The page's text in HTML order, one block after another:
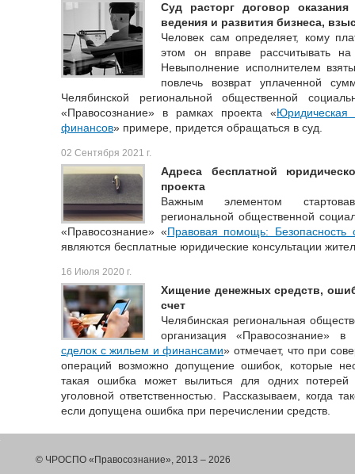
Суд расторг договор
ведения и развития бизнеса,
Человек сам определяет, кому
этом он вправе рассчитывать
Невыполнение исполнителем
повлечь возврат уплаченной
Челябинской региональной общественной
«Правосознание» в рамках проекта «
финансов» примере, придется обращаться в суд.
02 Сентября 2021 г.
Адреса бесплатной
проекта
Важным элементом
региональной общественной
«Правосознание» «Правовая помощь:
являются бесплатные юридические консультации
16 Июля 2020 г.
Хищение денежных средств,
счет
Челябинская региональная
организация «Правосознание»
сделок с жильем и финансами» отмечает, что при
операций возможно допущение ошибок, которые
такая ошибка может вылиться для одних
уголовной ответственностью. Рассказываем, когда
если допущена ошибка при перечислении средств.
© ЧРОСПО «Правосознание», 2013 – 2026